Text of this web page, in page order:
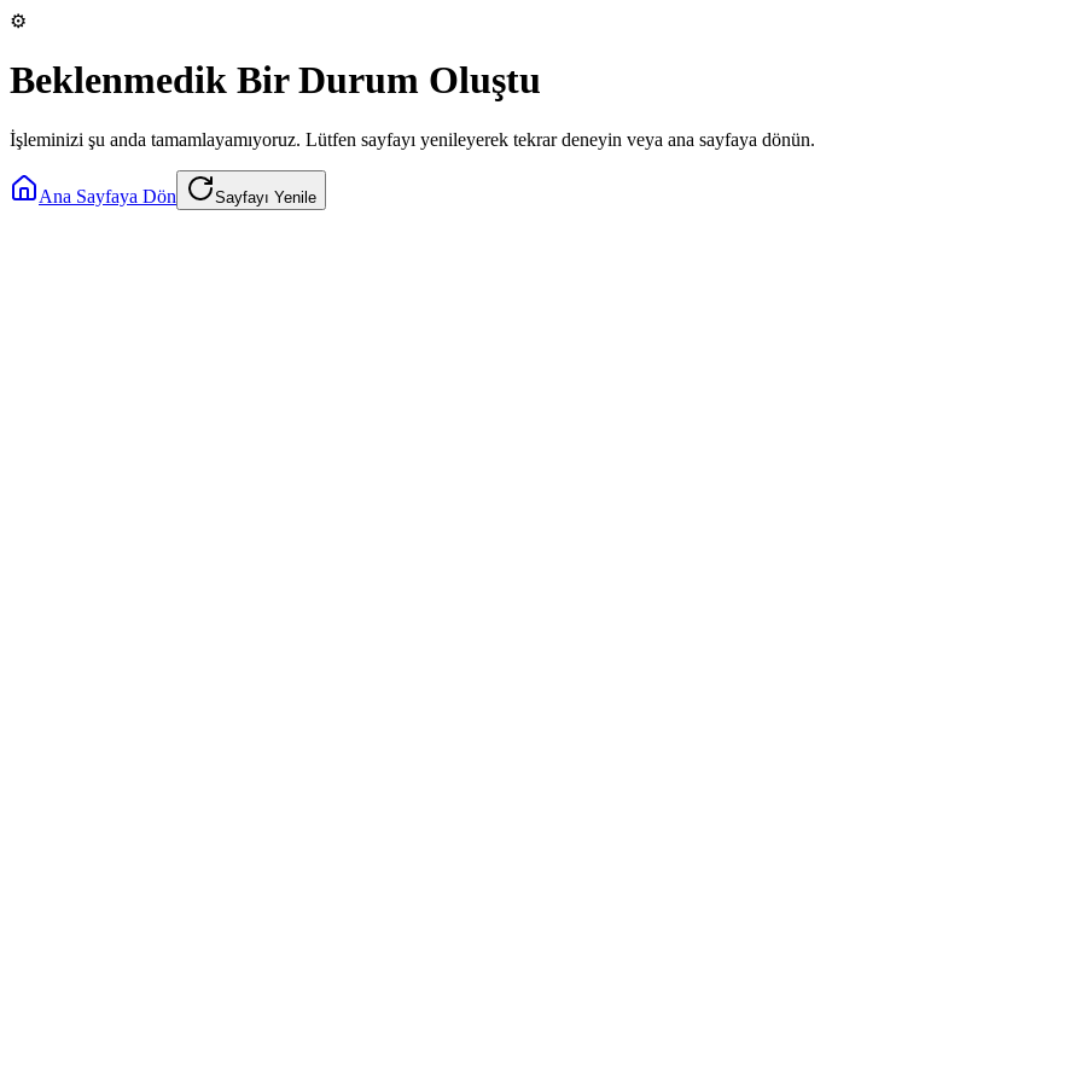
⚙️
Beklenmedik Bir Durum Oluştu
İşleminizi şu anda tamamlayamıyoruz. Lütfen sayfayı yenileyerek tekrar deneyin veya ana sayfaya dönün.
Ana Sayfaya Dön Sayfayı Yenile